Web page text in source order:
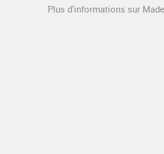
Plus d'informations sur